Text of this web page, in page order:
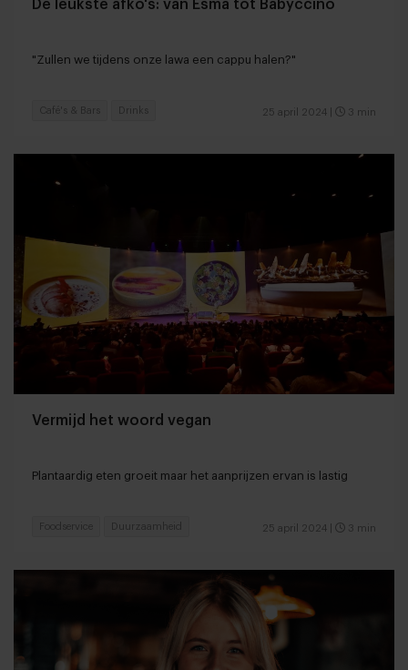
De leukste afko's: van Esma tot Babyccino
"Zullen we tijdens onze lawa een cappu halen?"
25 april 2024 3 min
Café's & Bars Drinks
Vermijd het woord vegan
Plantaardig eten groeit maar het aanprijzen ervan is lastig
25 april 2024 3 min
Foodservice Duurzaamheid